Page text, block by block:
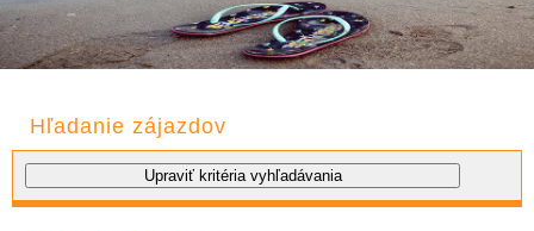
Hľadanie zájazdov